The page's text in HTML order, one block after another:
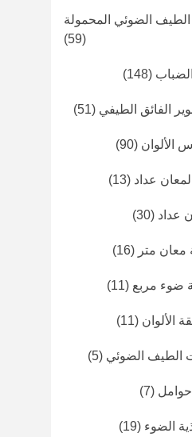
الضوئي المحمولة
(59)
(148)
الفائق الطيفي (51)
الألوان (90)
عداد (13)
عداد (30)
معان متر (16)
ضوء مربع (11)
الألوان (11)
الطيف الضوئي (5)
حوامل (7)
الضوء (19)